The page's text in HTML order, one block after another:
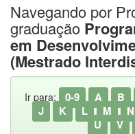
Navegando por
graduação
em
(Mestrado
Ir para: 0-9 A B
J
K L M N
U
V